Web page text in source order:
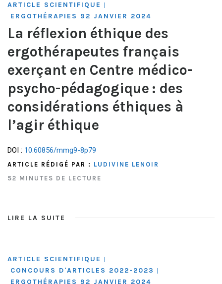
ARTICLE SCIENTIFIQUE
ERGOTHÉRAPIES 92 JANVIER 2024
La réflexion éthique des
ergothérapeutes français
exerçant en Centre médico-
psycho-pédagogique : des
considérations éthiques à
l’agir éthique
DOI : 10.60856/mmg9-8p79
ARTICLE RÉDIGÉ PAR : LUDIVINE LENOIR
52 MINUTES DE LECTURE
LIRE LA SUITE
ARTICLE SCIENTIFIQUE |
CONCOURS D'ARTICLES 2022-2023 |
ERGOTHÉRAPIES 92 JANVIER 2024